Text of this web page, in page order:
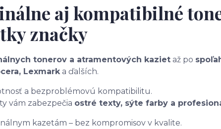
aj kompatibilné
značky
tonerov a atramentových kaziet až po
Lexmark a ďalších.
a bezproblémovú kompatibilitu.
vám zabezpečia ostré texty, sýte farby a
kazetám – bez kompromisov v kvalite.